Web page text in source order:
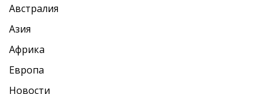
Австралия
Азия
Африка
Европа
Новости